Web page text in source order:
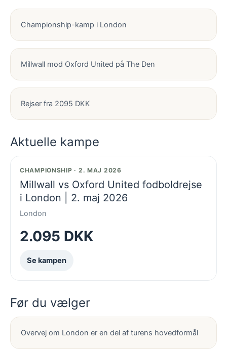
Championship-kamp i London
Millwall mod Oxford United på The Den
Rejser fra 2095 DKK
Aktuelle kampe
CHAMPIONSHIP · 2. MAJ 2026
Millwall vs Oxford United fodboldrejse
i London | 2. maj 2026
London
2.095 DKK
Se kampen
Før du vælger
Overvej om London er en del af turens hovedformål